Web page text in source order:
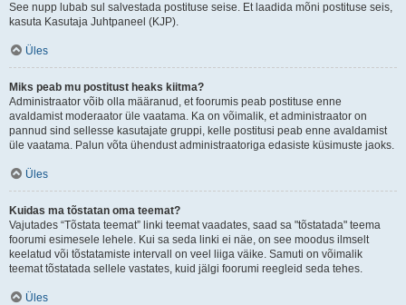
See nupp lubab sul salvestada postituse seise. Et laadida mõni postituse seis,
kasuta Kasutaja Juhtpaneel (KJP).
Üles
Miks peab mu postitust heaks kiitma?
Administraator võib olla määranud, et foorumis peab postituse enne
avaldamist moderaator üle vaatama. Ka on võimalik, et administraator on
pannud sind sellesse kasutajate gruppi, kelle postitusi peab enne avaldamist
üle vaatama. Palun võta ühendust administraatoriga edasiste küsimuste jaoks.
Üles
Kuidas ma tõstatan oma teemat?
Vajutades “Tõstata teemat” linki teemat vaadates, saad sa "tõstatada" teema
foorumi esimesele lehele. Kui sa seda linki ei näe, on see moodus ilmselt
keelatud või tõstatamiste intervall on veel liiga väike. Samuti on võimalik
teemat tõstatada sellele vastates, kuid jälgi foorumi reegleid seda tehes.
Üles